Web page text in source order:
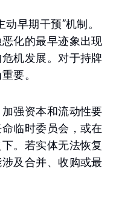
早期干预”机制。
化的最早迹象出现
机发展。对于持牌
要。
强资本和流动性要
临时委员会，或在
。若实体无法恢复
及合并、收购或最